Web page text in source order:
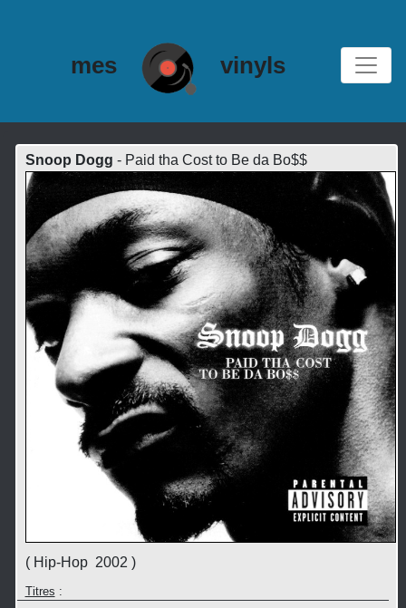
mes vinyls
Snoop Dogg - Paid tha Cost to Be da Bo$$
( Hip-Hop 2002 )
Titres :